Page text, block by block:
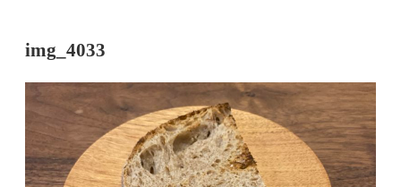
ま
す
img_4033